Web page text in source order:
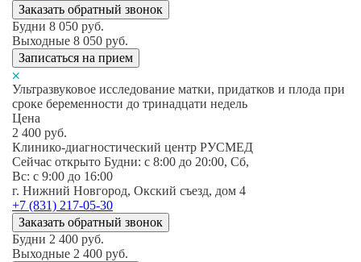
Заказать обратный звонок
Будни 8 050 руб.
Выходные 8 050 руб.
Записаться на прием
Ультразвуковое исследование матки, придатков и плода при
сроке беременности до тринадцати недель
Цена
2 400 руб.
Клинико-диагностический центр РУСМЕД
Сейчас открыто Будни: c 8:00 до 20:00, Сб,
Вс: c 9:00 до 16:00
г. Нижний Новгород, Окский съезд, дом 4
+7 (831) 217-05-30
Заказать обратный звонок
Будни 2 400 руб.
Выходные 2 400 руб.